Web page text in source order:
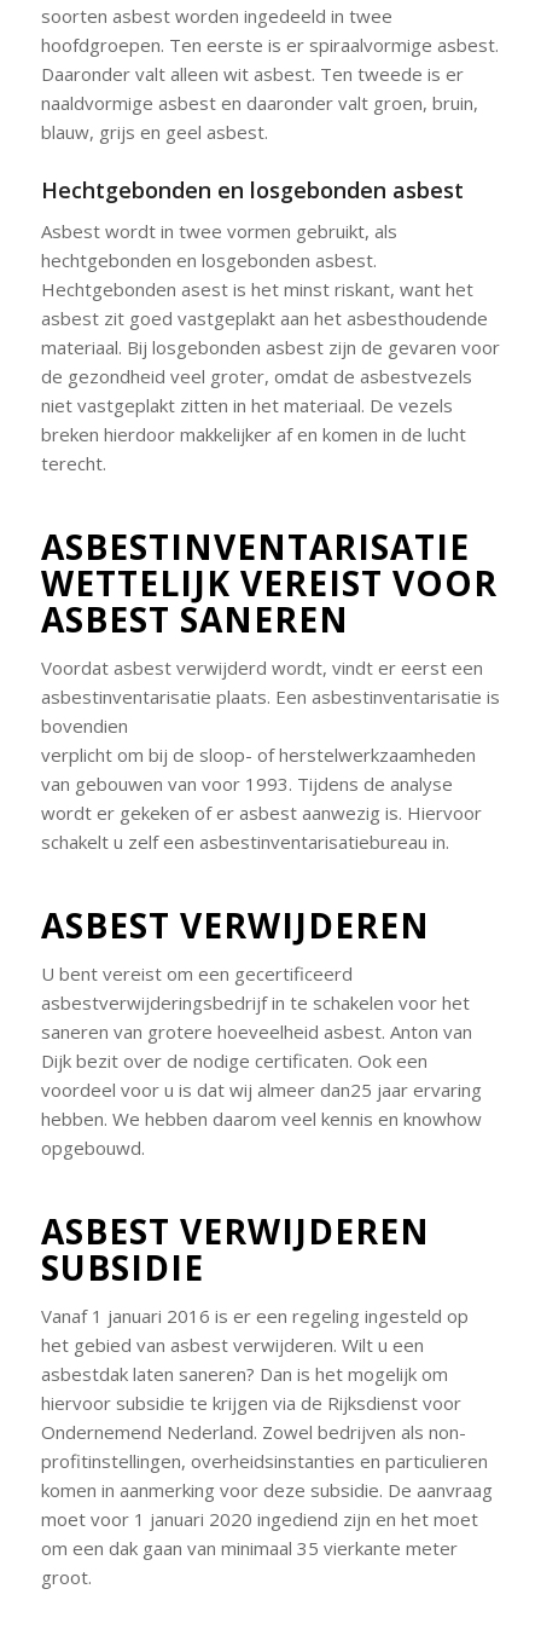
soorten asbest worden ingedeeld in twee
hoofdgroepen. Ten eerste is er spiraalvormige asbest.
Daaronder valt alleen wit asbest. Ten tweede is er
naaldvormige asbest en daaronder valt groen, bruin,
blauw, grijs en geel asbest.
Hechtgebonden en losgebonden asbest
Asbest wordt in twee vormen gebruikt, als
hechtgebonden en losgebonden asbest.
Hechtgebonden asest is het minst riskant, want het
asbest zit goed vastgeplakt aan het asbesthoudende
materiaal. Bij losgebonden asbest zijn de gevaren voor
de gezondheid veel groter, omdat de asbestvezels
niet vastgeplakt zitten in het materiaal. De vezels
breken hierdoor makkelijker af en komen in de lucht
terecht.
ASBESTINVENTARISATIE
WETTELIJK VEREIST VOOR
ASBEST SANEREN
Voordat asbest verwijderd wordt, vindt er eerst een
asbestinventarisatie plaats. Een asbestinventarisatie is
bovendien
verplicht om bij de sloop- of herstelwerkzaamheden
van gebouwen van voor 1993. Tijdens de analyse
wordt er gekeken of er asbest aanwezig is. Hiervoor
schakelt u zelf een asbestinventarisatiebureau in.
ASBEST VERWIJDEREN
U bent vereist om een gecertificeerd
asbestverwijderingsbedrijf in te schakelen voor het
saneren van grotere hoeveelheid asbest. Anton van
Dijk bezit over de nodige certificaten. Ook een
voordeel voor u is dat wij almeer dan25 jaar ervaring
hebben. We hebben daarom veel kennis en knowhow
opgebouwd.
ASBEST VERWIJDEREN
SUBSIDIE
Vanaf 1 januari 2016 is er een regeling ingesteld op
het gebied van asbest verwijderen. Wilt u een
asbestdak laten saneren? Dan is het mogelijk om
hiervoor subsidie te krijgen via de Rijksdienst voor
Ondernemend Nederland. Zowel bedrijven als non-
profitinstellingen, overheidsinstanties en particulieren
komen in aanmerking voor deze subsidie. De aanvraag
moet voor 1 januari 2020 ingediend zijn en het moet
om een dak gaan van minimaal 35 vierkante meter
groot.